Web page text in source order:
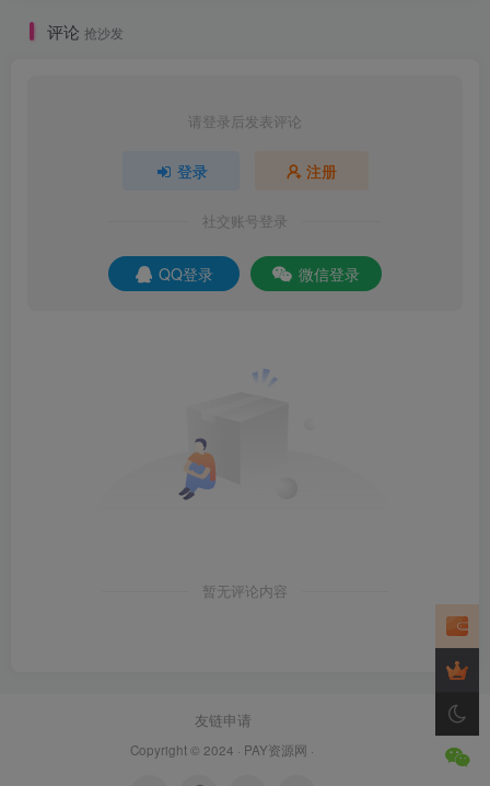
评论 抢沙发
请登录后发表评论
登录 注册
社交账号登录
QQ登录 微信登录
暂无评论内容
友链申请
Copyright © 2024 · PAY资源网 ·